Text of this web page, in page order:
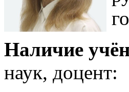
Наличие
наук, доцент: